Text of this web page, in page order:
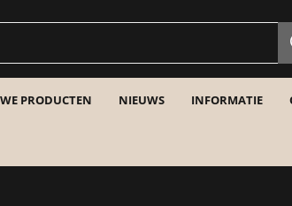
PRODUCTEN NIEUWS INFORMATIE